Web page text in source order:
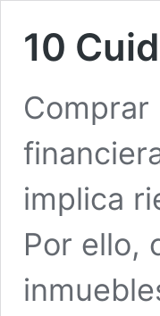
10
Comprar
implica
Por ello,